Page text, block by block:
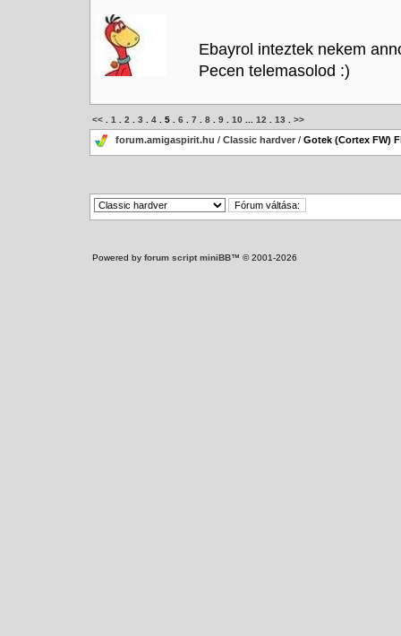
Ebayrol inteztek nekem
Pecen telemasolod :)
<< 1 2 3 4 5 6 7 8 9 10 12 13 >>
forum.amigaspirit.hu / Classic hardver / Gotek (Cortex FW)
Powered by forum script miniBB™ © 2001-2026